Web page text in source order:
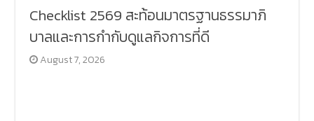
Checklist 2569 สะท้อนมาตรฐานธรรมาภิ
บาลและการกำกับดูแลกิจการที่ดี
August 7, 2026